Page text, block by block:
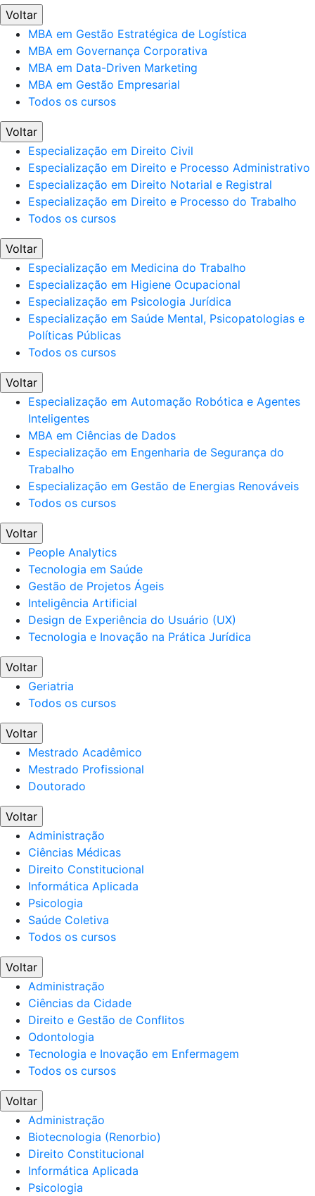
Voltar
MBA em Gestão Estratégica de Logística
MBA em Governança Corporativa
MBA em Data-Driven Marketing
MBA em Gestão Empresarial
Todos os cursos
Voltar
Especialização em Direito Civil
Especialização em Direito e Processo Administrativo
Especialização em Direito Notarial e Registral
Especialização em Direito e Processo do Trabalho
Todos os cursos
Voltar
Especialização em Medicina do Trabalho
Especialização em Higiene Ocupacional
Especialização em Psicologia Jurídica
Especialização em Saúde Mental, Psicopatologias e
Políticas Públicas
Todos os cursos
Voltar
Especialização em Automação Robótica e Agentes
Inteligentes
MBA em Ciências de Dados
Especialização em Engenharia de Segurança do
Trabalho
Especialização em Gestão de Energias Renováveis
Todos os cursos
Voltar
People Analytics
Tecnologia em Saúde
Gestão de Projetos Ágeis
Inteligência Artificial
Design de Experiência do Usuário (UX)
Tecnologia e Inovação na Prática Jurídica
Voltar
Geriatria
Todos os cursos
Voltar
Mestrado Acadêmico
Mestrado Profissional
Doutorado
Voltar
Administração
Ciências Médicas
Direito Constitucional
Informática Aplicada
Psicologia
Saúde Coletiva
Todos os cursos
Voltar
Administração
Ciências da Cidade
Direito e Gestão de Conflitos
Odontologia
Tecnologia e Inovação em Enfermagem
Todos os cursos
Voltar
Administração
Biotecnologia (Renorbio)
Direito Constitucional
Informática Aplicada
Psicologia